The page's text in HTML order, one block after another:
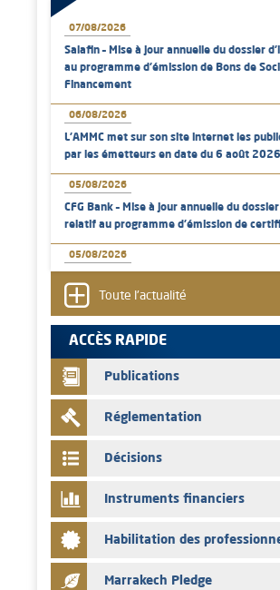
07/08/2026
Salafin – Mise à jour annuelle du dossier
au programme d'émission de Bons de
Financement
06/08/2026
L’AMMC met sur son site internet les
par les émetteurs en date du 6 août 2026
05/08/2026
CFG Bank – Mise à jour annuelle du
relatif au programme d'émission de
05/08/2026
relatif au programme d'émission de
05/08/2026
L’AMMC met sur son site internet les
par les émetteurs en date du 5 août 2026
04/08/2026
L’AMMC met sur son site internet les
par les émetteurs en date du 4 août 2026
03/08/2026
relatif au programme d'émission de
03/08/2026
L’AMMC met sur son site internet les
par les émetteurs en date du 3 août 2026
Toute l'actualité
ACCÈS RAPIDE
Publications
Réglementation
Décisions
Instruments financiers
Habilitation des
Marrakech Pledge